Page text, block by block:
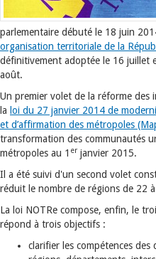
parlementaire débuté le 18 juin
organisation territoriale de la
définitivement adoptée le 16 juillet
août.
Un premier volet de la réforme
la loi du 27 janvier 2014 de
et d’affirmation des métropoles
transformation des communautés
métropoles au 1 er janvier 2015.
Il a été suivi d'un second volet
réduit le nombre de régions de 22
La loi NOTRe compose, enfin, le
répond à trois objectifs :
clarifier les compétences